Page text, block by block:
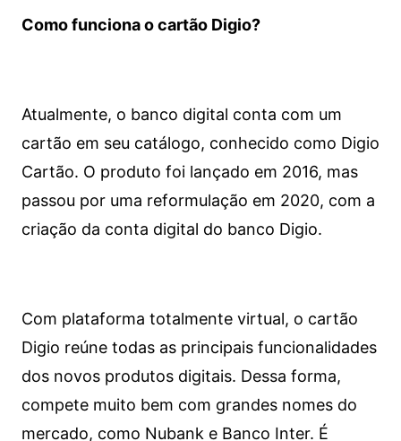
Como funciona o cartão Digio?
Atualmente, o banco digital conta com um
cartão em seu catálogo, conhecido como Digio
Cartão. O produto foi lançado em 2016, mas
passou por uma reformulação em 2020, com a
criação da conta digital do banco Digio.
Com plataforma totalmente virtual, o cartão
Digio reúne todas as principais funcionalidades
dos novos produtos digitais. Dessa forma,
compete muito bem com grandes nomes do
mercado, como Nubank e Banco Inter. É